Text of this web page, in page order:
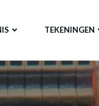
TEKENINGEN